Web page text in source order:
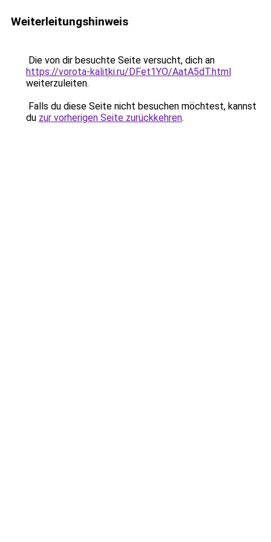
Weiterleitungshinweis
Die von dir besuchte Seite versucht, dich an
https://vorota-kalitki.ru/DFet1YO/AatA5dT.html
weiterzuleiten.
Falls du diese Seite nicht besuchen möchtest, kannst
du zur vorherigen Seite zurückkehren.